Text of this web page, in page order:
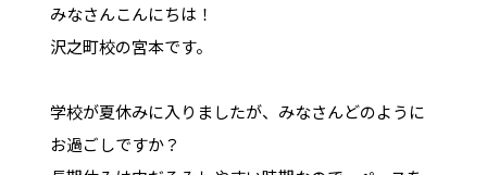
みなさんこんにちは！
沢之町校の宮本です。
学校が夏休みに入りましたが、みなさんどのように
お過ごしですか？